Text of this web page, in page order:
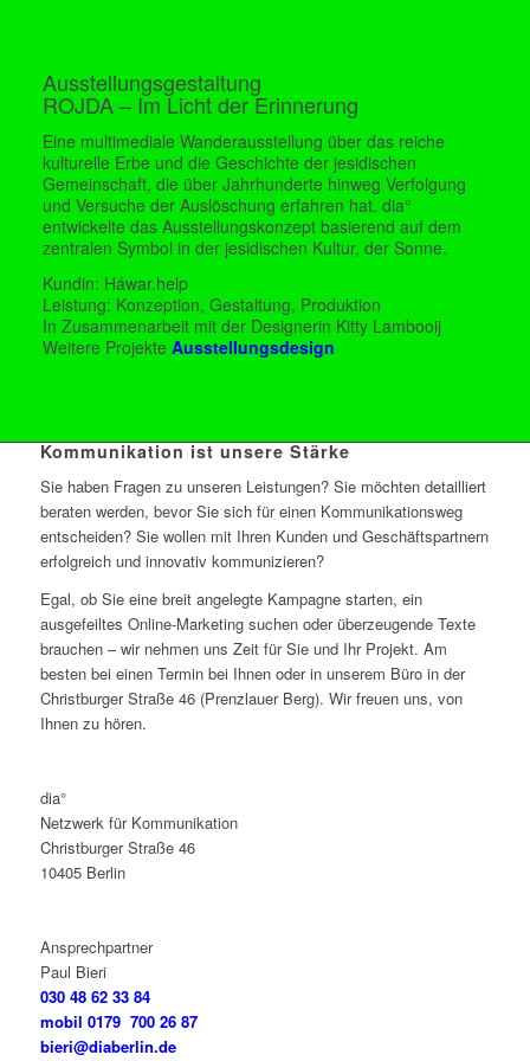
Ausstellungsgestaltung
ROJDA – Im Licht der Erinnerung
Eine multimediale Wanderausstellung über das reiche
kulturelle Erbe und die Geschichte der jesidischen
Gemeinschaft, die über Jahrhunderte hinweg Verfolgung
und Versuche der Auslöschung erfahren hat. dia°
entwickelte das Ausstellungskonzept basierend auf dem
zentralen Symbol in der jesidischen Kultur, der Sonne.
Kundin: Háwar.help
Leistung: Konzeption, Gestaltung, Produktion
In Zusammenarbeit mit der Designerin Kitty Lambooij
Weitere Projekte Ausstellungsdesign
Kommunikation ist unsere Stärke
Sie haben Fragen zu unseren Leistungen? Sie möchten detailliert
beraten werden, bevor Sie sich für einen Kommunikationsweg
entscheiden? Sie wollen mit Ihren Kunden und Geschäftspartnern
erfolgreich und innovativ kommunizieren?
Egal, ob Sie eine breit angelegte Kampagne starten, ein
ausgefeiltes Online-Marketing suchen oder überzeugende Texte
brauchen – wir nehmen uns Zeit für Sie und Ihr Projekt. Am
besten bei einen Termin bei Ihnen oder in unserem Büro in der
Christburger Straße 46 (Prenzlauer Berg). Wir freuen uns, von
Ihnen zu hören.
dia°
Netzwerk für Kommunikation
Christburger Straße 46
10405 Berlin
Ansprechpartner
Paul Bieri
030 48 62 33 84
mobil 0179 700 26 87
bieri@diaberlin.de